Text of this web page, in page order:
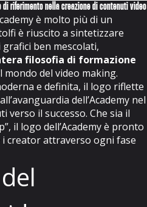
di riferimento nella creazione di contenuti video
è molto più di un
è riuscito a sintetizzare
ben mescolati,
filosofia di formazione
mondo del video making.
e definita, il logo riflette
dell’Academy nel
verso il successo. Che sia il
il logo dell’Academy è pronto
i creator attraverso ogni fase